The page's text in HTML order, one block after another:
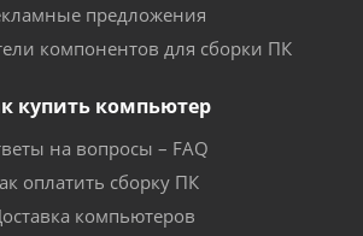
предложения
компонентов для сборки ПК
купить компьютер
на вопросы – FAQ
оплатить сборку ПК
компьютеров